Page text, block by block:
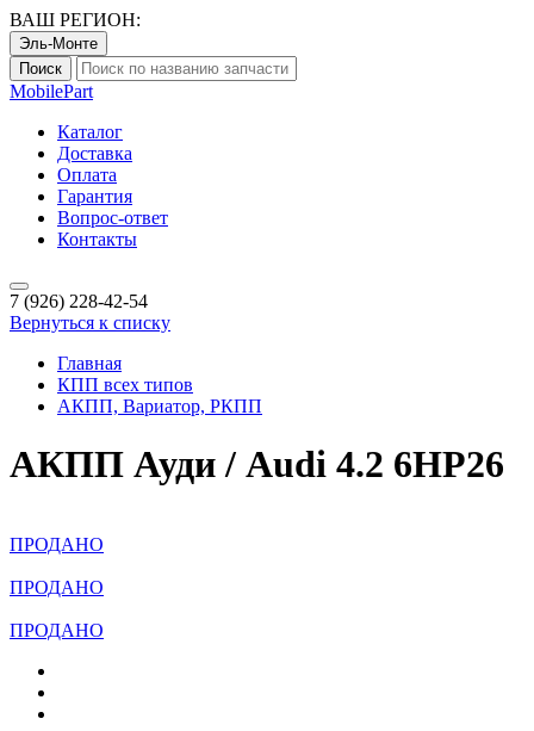
ВАШ РЕГИОН:
Эль-Монте
Поиск
MobilePart
Каталог
Доставка
Оплата
Гарантия
Вопрос-ответ
Контакты
7 (926) 228-42-54
Вернуться к списку
Главная
КПП всех типов
АКПП, Вариатор, РКПП
АКПП Ауди / Audi 4.2 6HP26
ПРОДАНО
ПРОДАНО
ПРОДАНО